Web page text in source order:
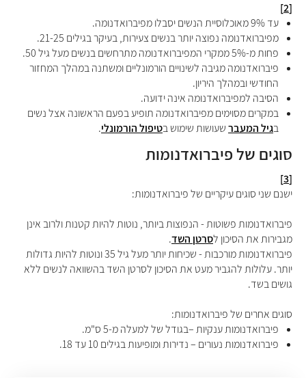
[2]
עד 9% מאוכלוסיית הנשים יסבלו מפיברואדנומה.
מפיברואדנומה נפוצה יותר בנשים צעירות, בעיקר בגילים 21-25.
פחות מ-5% ממקרי המפיברואדנומה מתרחשים בנשים מעל גיל 50.
פיברואדנומה מגיבה לשינויים הורמונליים ומשתנה במהלך המחזור
החודשי ובמהלך היריון.
הסיבה למפיברואדנומה אינה ידועה.
במקרים מסוימים מפיברואדנומה תופיע בפעם הראשונה אצל נשים
בגיל המעברשעושות שימוש בטיפול הורמונלי.
סוגים של פיברואדנומות
[3]
ישנם שני סוגים עיקריים של פיברואדנומות:
פיברואדנומות פשוטות - הנפוצות ביותר, נוטות להיות קטנות ולרוב אינן
מגבירות את הסיכון לסרטן השד.
פיברואדנומות מורכבות - שכיחות יותר מעל גיל 35 ונוטות להיות גדולות
יותר. עלולות להגביר מעט את הסיכון לסרטן השד בהשוואה לנשים ללא
גושים בשד.
סוגים אחרים של פיברואדנומות:
פיברואדנומות ענקיות –בגודל של למעלה מ-5 ס"מ.
פיברואדנומות נעורים – נדירות ומופיעות בגילים 10 עד 18.